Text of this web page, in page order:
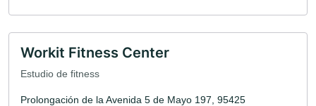
Workit Fitness Center
Estudio de fitness
Prolongación de la Avenida 5 de Mayo 197, 95425